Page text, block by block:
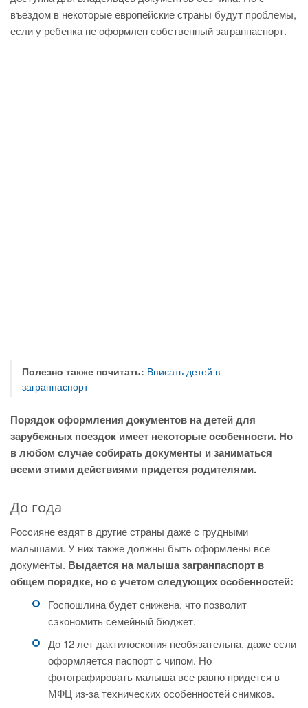
въездом в некоторые европейские страны будут проблемы,
если у ребенка не оформлен собственный загранпаспорт.
Полезно также почитать: Вписать детей в
загранпаспорт
Порядок оформления документов на детей для
зарубежных поездок имеет некоторые особенности. Но
в любом случае собирать документы и заниматься
всеми этими действиями придется родителями.
До года
Россияне ездят в другие страны даже с грудными
малышами. У них также должны быть оформлены все
документы. Выдается на малыша загранпаспорт в
общем порядке, но с учетом следующих особенностей:
Госпошлина будет снижена, что позволит
сэкономить семейный бюджет.
До 12 лет дактилоскопия необязательна, даже если
оформляется паспорт с чипом. Но
фотографировать малыша все равно придется в
МФЦ из-за технических особенностей снимков.